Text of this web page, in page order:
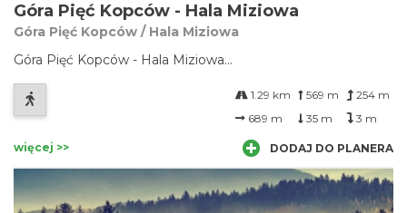
Góra Pięć Kopców - Hala Miziowa
Góra Pięć Kopców / Hala Miziowa
Góra Pięć Kopców - Hala Miziowa...
1.29 km 569 m
254 m
689 m
35 m 3 m
więcej >> DODAJ DO PLANERA